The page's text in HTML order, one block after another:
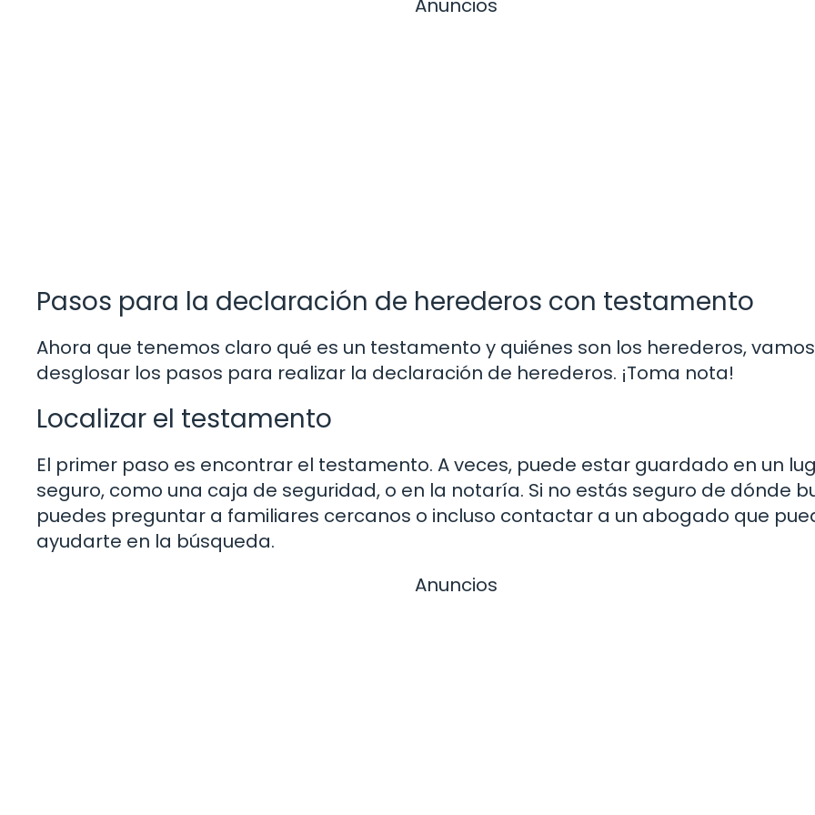
Anuncios
Pasos para la declaración de herederos con testamento
Ahora que tenemos claro qué es un testamento y quiénes son los herederos,
desglosar los pasos para realizar la declaración de herederos. ¡Toma nota!
Localizar el testamento
El primer paso es encontrar el testamento. A veces, puede estar guardado en un
seguro, como una caja de seguridad, o en la notaría. Si no estás seguro de dónde
puedes preguntar a familiares cercanos o incluso contactar a un abogado que
ayudarte en la búsqueda.
Anuncios